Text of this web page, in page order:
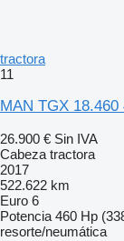
tractora
11
MAN TGX 18.460
26.900 € Sin IVA
Cabeza tractora
2017
522.622 km
Euro 6
Potencia 460 Hp
resorte/neumática